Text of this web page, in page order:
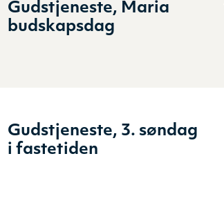
Gudstjeneste, Maria
budskapsdag
Gudstjeneste, 3. søndag
i fastetiden